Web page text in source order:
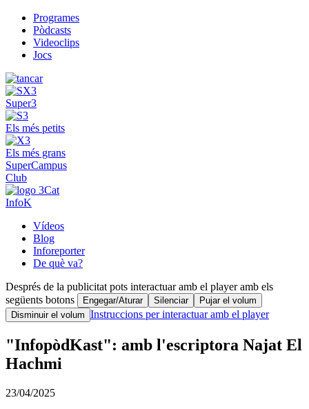
Programes
Pòdcasts
Videoclips
Jocs
Super3
Els més petits
Els més grans
SuperCampus
Club
InfoK
Vídeos
Blog
Inforeporter
De què va?
Després de la publicitat pots interactuar amb el player amb els
següents botons
Engegar/Aturar Silenciar
Pujar el volum
Disminuir el volum Instruccions per interactuar amb el player
"InfopòdKast": amb l'escriptora Najat El
Hachmi
23/04/2025